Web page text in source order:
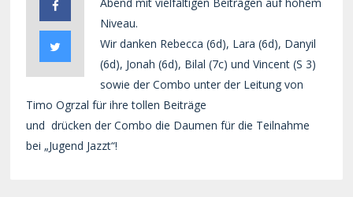
Niveau.
Wir danken Rebecca (6d), Lara (6d), Danyil
(6d), Jonah (6d), Bilal (7c) und Vincent (S 3)
sowie der Combo unter der Leitung von
Timo Ogrzal für ihre tollen Beiträge
und drücken der Combo die Daumen für die Teilnahme
bei „Jugend Jazzt“!